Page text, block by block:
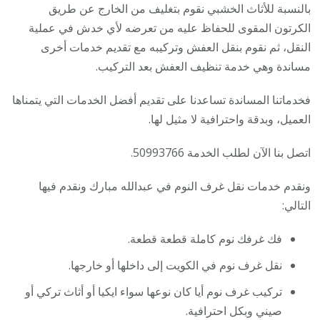
بالنسبة للأثاث الخشبي نقوم بتغليف من الخارج عن طريق
الكرتون المقوى للحفاظ عليه من تعرضه لأي خدش في عملية
النقل، ثم نقوم بنقل العفش وتركيبه مع تقديم خدمات أخرى
مساندة وهي خدمة تنظيف العفش بعد التركيب.
فخدماتنا المساندة تساعدنا على تقديم أفضل الخدمات التي يتمناها
العميل، وبدقة واحترافية لا مثيل لها.
اتصل بنا الآن لطلب الخدمة 50993766.
ونقدم خدمات نقل غرف النوم في عبدالله مبارك ونقدم فيها
التالي:
فك غرفك نوم كاملة قطعة قطعة.
نقل غرف نوم في الكويت إلى داخلها أو خارجها.
تركيب غرف نوم أيا كان نوعها سواء ايكيا أو أثاث تركي أو
صيني وبكل احترافية.